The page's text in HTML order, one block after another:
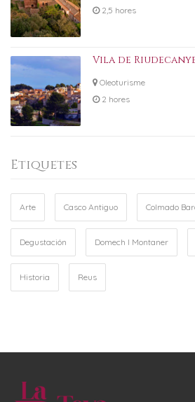
2,5 hores
Vila de
Oleoturisme
2 hores
Etiquetes
Arte Casco Antiguo Colmado
Degustación Domech I Montaner
Historia Reus